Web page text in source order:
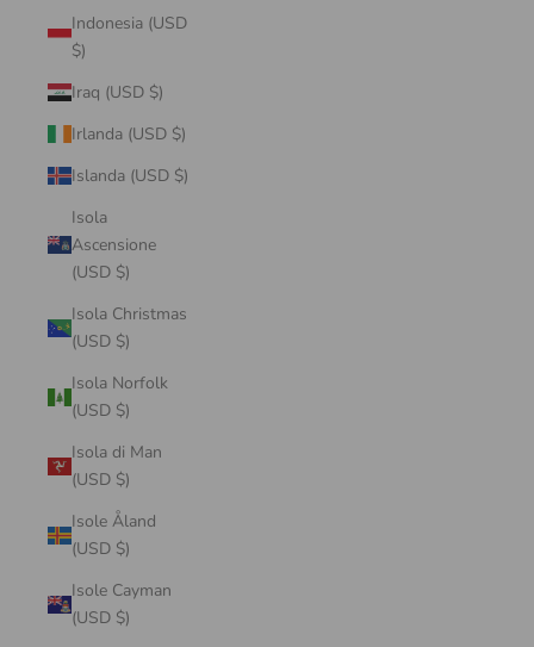
Indonesia (USD
$)
Iraq (USD $)
Irlanda (USD $)
Islanda (USD $)
Isola
Ascensione
(USD $)
Isola Christmas
(USD $)
Isola Norfolk
(USD $)
Isola di Man
(USD $)
Isole Åland
(USD $)
Isole Cayman
(USD $)